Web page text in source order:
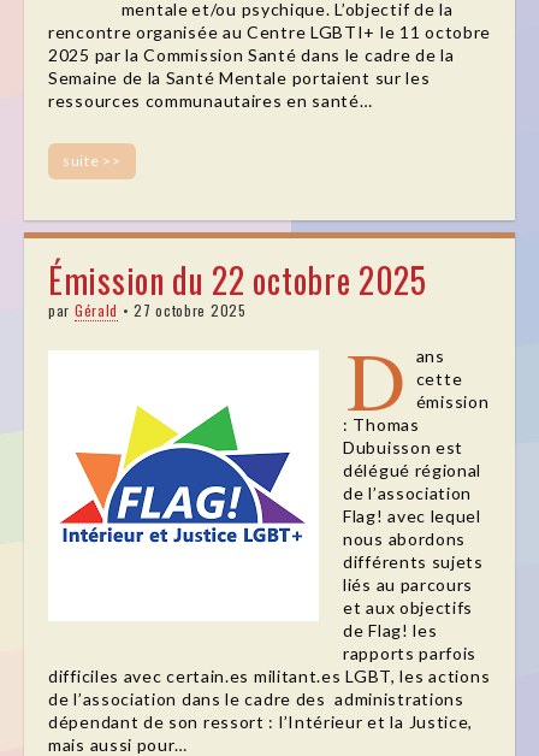
mentale et/ou psychique. L’objectif de la
rencontre organisée au Centre LGBTI+ le 11 octobre
2025 par la Commission Santé dans le cadre de la
Semaine de la Santé Mentale portaient sur les
ressources communautaires en santé…
suite >>
Émission du 22 octobre 2025
par Gérald •27 octobre 2025
D
ans
cette
émission
: Thomas
Dubuisson est
délégué régional
de l’association
Flag! avec lequel
nous abordons
différents sujets
liés au parcours
et aux objectifs
de Flag! les
rapports parfois
difficiles avec certain.es militant.es LGBT, les actions
de l’association dans le cadre des administrations
dépendant de son ressort : l’Intérieur et la Justice,
mais aussi pour…